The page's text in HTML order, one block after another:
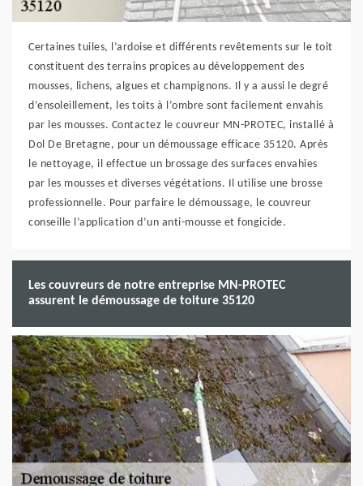
Certaines tuiles, l’ardoise et différents revêtements sur le toit
constituent des terrains propices au développement des
mousses, lichens, algues et champignons. Il y a aussi le degré
d’ensoleillement, les toits à l’ombre sont facilement envahis
par les mousses. Contactez le couvreur MN-PROTEC, installé à
Dol De Bretagne, pour un démoussage efficace 35120. Après
le nettoyage, il effectue un brossage des surfaces envahies
par les mousses et diverses végétations. Il utilise une brosse
professionnelle. Pour parfaire le démoussage, le couvreur
conseille l’application d’un anti-mousse et fongicide.
Les couvreurs de notre entreprise MN-PROTEC
assurent le démoussage de toiture 35120